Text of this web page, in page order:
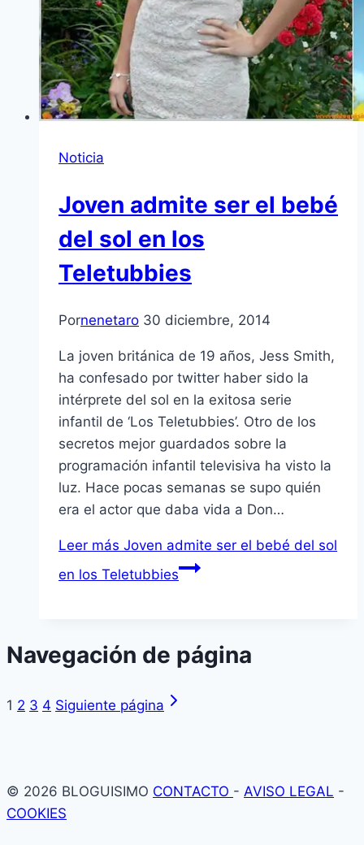
Noticia
Joven admite ser el bebé
del sol en los
Teletubbies
Pornenetaro 30 diciembre, 2014
La joven británica de 19 años, Jess Smith,
ha confesado por twitter haber sido la
intérprete del sol en la exitosa serie
infantil de ‘Los Teletubbies’. Otro de los
secretos mejor guardados sobre la
programación infantil televisiva ha visto la
luz. Hace pocas semanas se supo quién
era el actor que daba vida a Don…
Leer más Joven admite ser el bebé del sol
en los Teletubbies
Navegación de página
1 2 3 4 Siguiente página
© 2026 BLOGUISIMO CONTACTO - AVISO LEGAL -
COOKIES